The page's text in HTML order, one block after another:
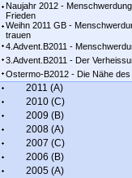
Naujahr 2012 -
Frieden
Weihn 2011 GB -
trauen
4.Advent.B2011 -
3.Advent.B2011 - Der
Ostermo-B2012 - Die Nähe
2011 (A)
2010 (C)
2009 (B)
2008 (A)
2007 (C)
2006 (B)
2005 (A)